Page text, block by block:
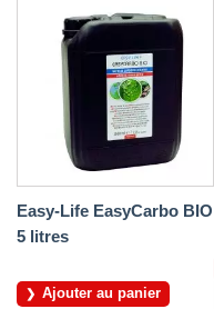
Easy-Life EasyCarbo BIO
5 litres
Ajouter au panier